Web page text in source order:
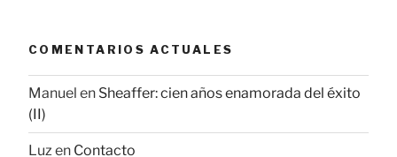
COMENTARIOS ACTUALES
Manuel en Sheaffer: cien años enamorada del éxito
(II)
Luz en Contacto